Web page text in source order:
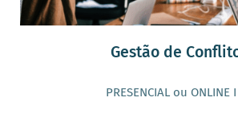
Gestão de
PRESENCIAL ou ONLINE